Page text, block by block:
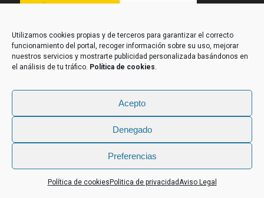
Utilizamos cookies propias y de terceros para garantizar el correcto
funcionamiento del portal, recoger información sobre su uso, mejorar
nuestros servicios y mostrarte publicidad personalizada basándonos en
el análisis de tu tráfico. Política de cookies.
Acepto
Denegado
Preferencias
Política de cookies Politica de privacidadAviso Legal
Diseño Web: Proseo
Contacta con nosotros